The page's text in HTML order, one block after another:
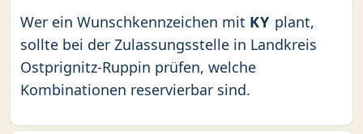
Wer ein Wunschkennzeichen mit KY plant,
sollte bei der Zulassungsstelle in Landkreis
Ostprignitz-Ruppin prüfen, welche
Kombinationen reservierbar sind.